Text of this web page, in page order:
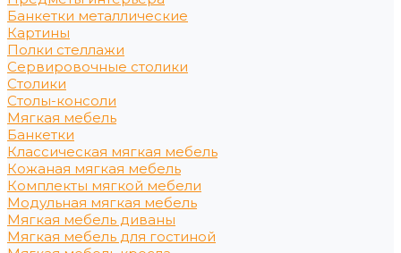
Банкетки металлические
Картины
Полки стеллажи
Сервировочные столики
Столики
Столы-консоли
Мягкая мебель
Банкетки
Классическая мягкая мебель
Кожаная мягкая мебель
Комплекты мягкой мебели
Модульная мягкая мебель
Мягкая мебель диваны
Мягкая мебель для гостиной